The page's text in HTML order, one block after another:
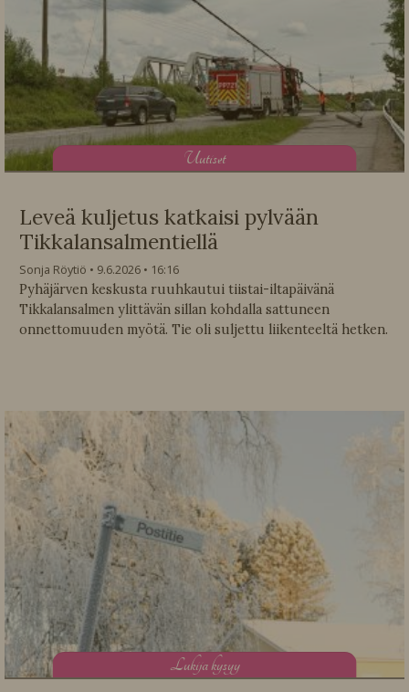
Uutiset
Leveä kuljetus katkaisi pylvään
Tikkalansalmentiellä
Sonja Röytiö 9.6.2026
16:16
Pyhäjärven keskusta ruuhkautui tiistai-iltapäivänä
Tikkalansalmen ylittävän sillan kohdalla sattuneen
onnettomuuden myötä. Tie oli suljettu liikenteeltä hetken.
Lukija kysyy